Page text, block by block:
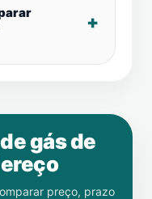
gás de
preço, prazo